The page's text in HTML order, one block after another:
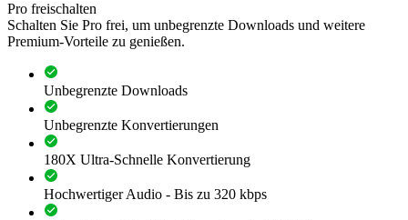
Pro freischalten
Schalten Sie Pro frei, um unbegrenzte Downloads und weitere
Premium-Vorteile zu genießen.
Unbegrenzte Downloads
Unbegrenzte Konvertierungen
180X Ultra-Schnelle Konvertierung
Hochwertiger Audio - Bis zu 320 kbps